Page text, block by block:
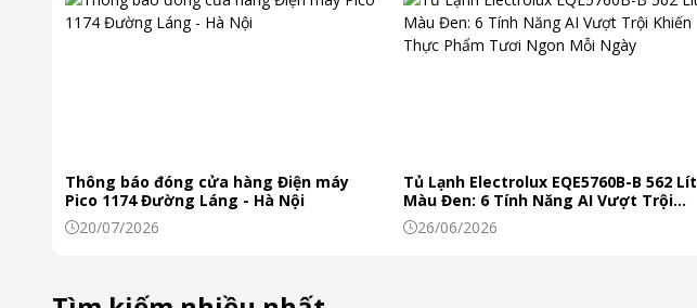
Hơi phun mạnh mẽ
Thông báo đóng cửa hàng Điện máy
Pico 1174 Đường Láng - Hà Nội
20/07/2026
Tủ Lạnh Electrolux EQE5760B-B 562 Lít
Màu Đen: 6 Tính Năng AI Vượt Trội
Khiến Thực Phẩm Tươi Ngon Mỗi Ngày
26/06/2026